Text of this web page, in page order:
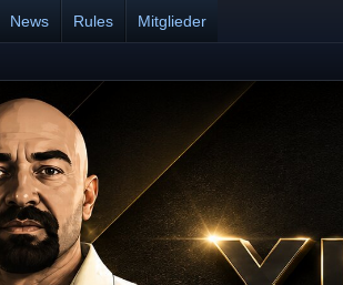
News Rules Mitglieder